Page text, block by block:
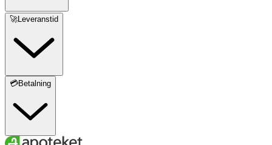
🚀Leveranstid
💳Betalning